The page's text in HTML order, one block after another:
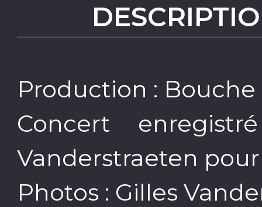
Production :
Concert
Vanderstraeten
Photos : Gilles